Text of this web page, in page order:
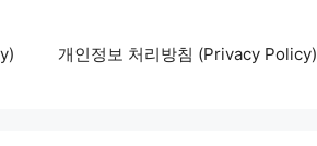
개인정보 처리방침 (Privacy Policy)